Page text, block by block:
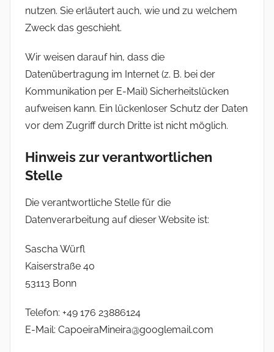
nutzen. Sie erläutert auch, wie und zu welchem
Zweck das geschieht.
Wir weisen darauf hin, dass die
Datenübertragung im Internet (z. B. bei der
Kommunikation per E-Mail) Sicherheitslücken
aufweisen kann. Ein lückenloser Schutz der Daten
vor dem Zugriff durch Dritte ist nicht möglich.
Hinweis zur verantwortlichen
Stelle
Die verantwortliche Stelle für die
Datenverarbeitung auf dieser Website ist:
Sascha Würfl
Kaiserstraße 40
53113 Bonn
Telefon: +49 176 23886124
E-Mail: CapoeiraMineira@googlemail.com